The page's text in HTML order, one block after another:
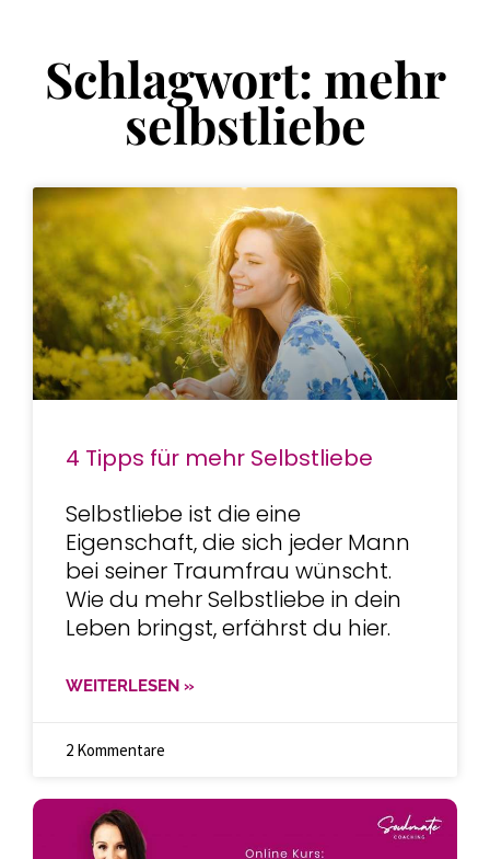
Schlagwort: mehr
selbstliebe
4 Tipps für mehr Selbstliebe
Selbstliebe ist die eine
Eigenschaft, die sich jeder Mann
bei seiner Traumfrau wünscht.
Wie du mehr Selbstliebe in dein
Leben bringst, erfährst du hier.
WEITERLESEN »
2 Kommentare